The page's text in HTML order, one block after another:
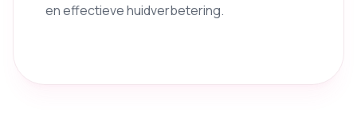
en effectieve huidverbetering.